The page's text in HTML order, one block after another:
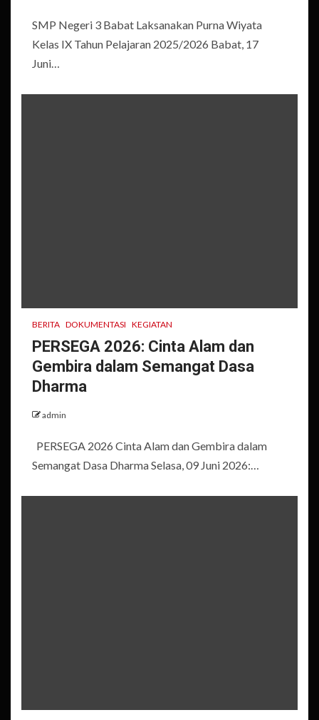
SMP Negeri 3 Babat Laksanakan Purna Wiyata
Kelas IX Tahun Pelajaran 2025/2026 Babat, 17
Juni…
BERITA DOKUMENTASI KEGIATAN
PERSEGA 2026: Cinta Alam dan
Gembira dalam Semangat Dasa
Dharma
admin
PERSEGA 2026 Cinta Alam dan Gembira dalam
Semangat Dasa Dharma Selasa, 09 Juni 2026:…